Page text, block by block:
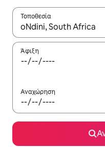
Τοποθεσία
Όταν τα αποτελέσματα
Άφιξη
Αναχώρηση